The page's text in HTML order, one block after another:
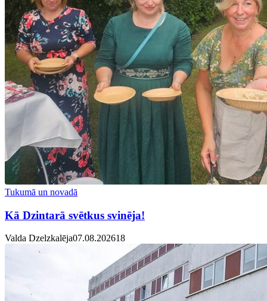
Tukumā un novadā
Kā Dzintarā svētkus svinēja!
Valda Dzelzkalēja07.08.202618